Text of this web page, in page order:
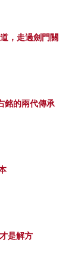
，走過劍門關
銘的兩代傳承
是解方